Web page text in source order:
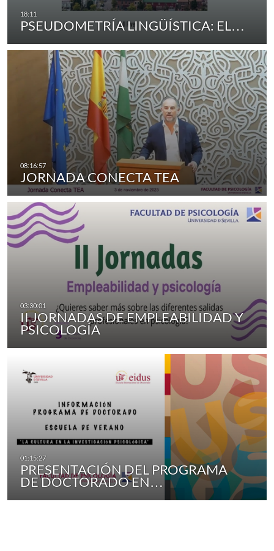
PSEUDOMETRÍA LINGÜÍSTICA: EL…
JORNADA CONECTA TEA
II JORNADAS DE EMPLEABILIDAD Y
PSICOLOGÍA
PRESENTACIÓN DEL PROGRAMA
DE DOCTORADO EN…